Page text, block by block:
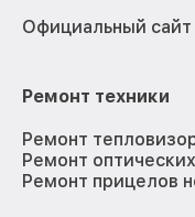
Официальный
Ремонт техники
Ремонт
Ремонт
Ремонт прицелов